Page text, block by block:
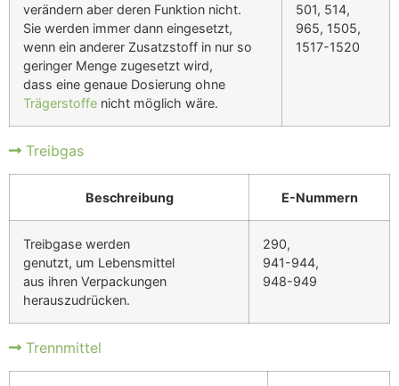
verändern aber deren Funktion nicht.
Sie werden immer dann eingesetzt,
wenn ein anderer Zusatzstoff in nur so
geringer Menge zugesetzt wird,
dass eine genaue Dosierung ohne
Trägerstoffe nicht möglich wäre.
501, 514,
965, 1505,
1517-1520
Treibgas
Beschreibung E-Nummern
Treibgase werden
genutzt, um Lebensmittel
aus ihren Verpackungen
herauszudrücken.
290,
941-944,
948-949
Trennmittel